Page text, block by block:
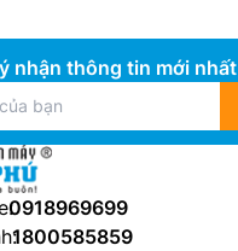
nhận thông tin mới nhất
0918969699
1800585859